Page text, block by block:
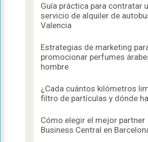
Guía práctica para contratar
servicio de alquiler de
Valencia
Estrategias de marketing
promocionar perfumes
hombre
¿Cada cuántos kilómetros
filtro de partículas y dónde
Cómo elegir el mejor partner
Business Central en